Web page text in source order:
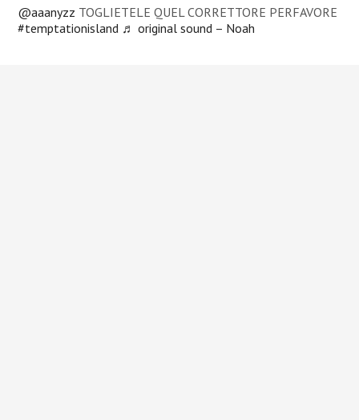
@aaanyzz TOGLIETELE QUEL CORRETTORE PERFAVORE
#temptationisland ♬ original sound – Noah